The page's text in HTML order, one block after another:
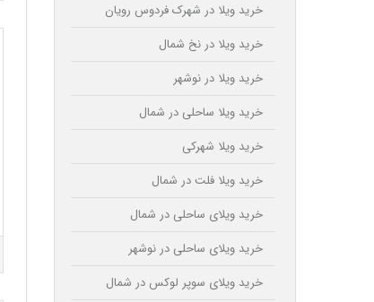
خرید ویلا در شهرک فردوس رویان
خرید ویلا در نخ شمال
خرید ویلا در نوشهر
خرید ویلا ساحلی در شمال
خرید ویلا شهرکی
خرید ویلا فلت در شمال
خرید ویلای ساحلی در شمال
خرید ویلای ساحلی در نوشهر
خرید ویلای سوپر لوکس در شمال